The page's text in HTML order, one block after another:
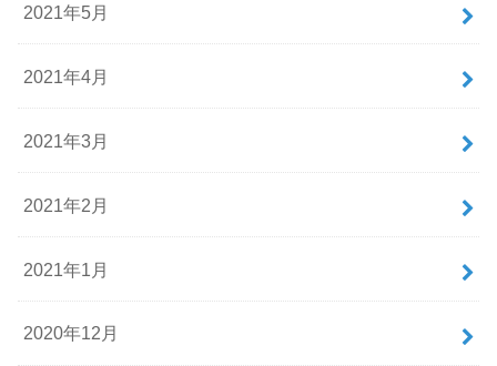
2021年5月
2021年4月
2021年3月
2021年2月
2021年1月
2020年12月